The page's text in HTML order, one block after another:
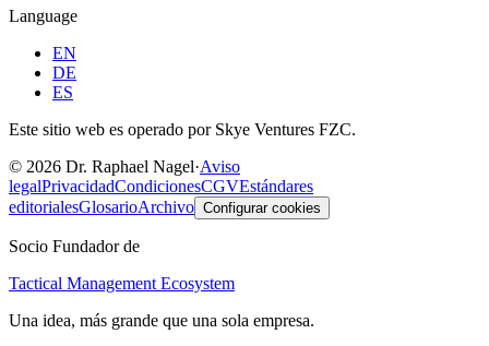
Language
EN
DE
ES
Este sitio web es operado por Skye Ventures FZC.
© 2026 Dr. Raphael Nagel·Aviso
legalPrivacidadCondicionesCGVEstándares
editorialesGlosarioArchivo Configurar cookies
Socio Fundador de
Tactical Management Ecosystem
Una idea, más grande que una sola empresa.